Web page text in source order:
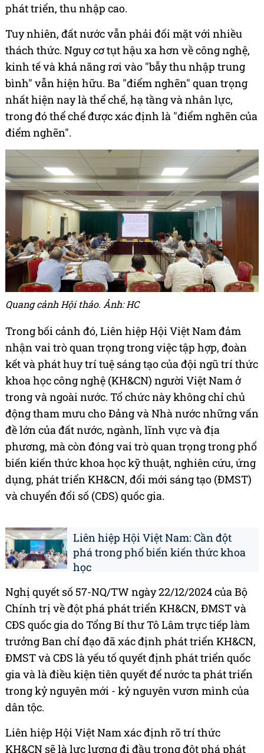
phát triển, thu nhập cao.
Tuy nhiên, đất nước vẫn phải đối mặt với nhiều
thách thức. Nguy cơ tụt hậu xa hơn về công nghệ,
kinh tế và khả năng rơi vào "bẫy thu nhập trung
bình" vẫn hiện hữu. Ba "điểm nghẽn" quan trọng
nhất hiện nay là thể chế, hạ tầng và nhân lực,
trong đó thể chế được xác định là "điểm nghẽn của
điểm nghẽn".
Quang cảnh Hội thảo. Ảnh: HC
Trong bối cảnh đó, Liên hiệp Hội Việt Nam đảm
nhận vai trò quan trọng trong việc tập hợp, đoàn
kết và phát huy trí tuệ sáng tạo của đội ngũ trí thức
khoa học công nghệ (KH&CN) người Việt Nam ở
trong và ngoài nước. Tổ chức này không chỉ chủ
động tham mưu cho Đảng và Nhà nước những vấn
đề lớn của đất nước, ngành, lĩnh vực và địa
phương, mà còn đóng vai trò quan trọng trong phổ
biến kiến thức khoa học kỹ thuật, nghiên cứu, ứng
dụng, phát triển KH&CN, đổi mới sáng tạo (ĐMST)
và chuyển đổi số (CĐS) quốc gia.
Liên hiệp Hội Việt Nam: Cần đột
phá trong phổ biến kiến thức khoa
học
Nghị quyết số 57-NQ/TW ngày 22/12/2024 của Bộ
Chính trị về đột phá phát triển KH&CN, ĐMST và
CĐS quốc gia do Tổng Bí thư Tô Lâm trực tiếp làm
trưởng Ban chỉ đạo đã xác định phát triển KH&CN,
ĐMST và CĐS là yếu tố quyết định phát triển quốc
gia và là điều kiện tiên quyết để nước ta phát triển
trong kỷ nguyên mới - kỷ nguyên vươn mình của
dân tộc.
Liên hiệp Hội Việt Nam xác định rõ trí thức
KH&CN sẽ là lực lượng đi đầu trong đột phá phát